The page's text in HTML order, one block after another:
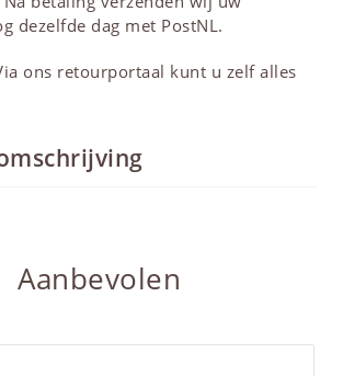
dezelfde dag met PostNL.
ons retourportaal kunt u zelf alles
Aanbevolen